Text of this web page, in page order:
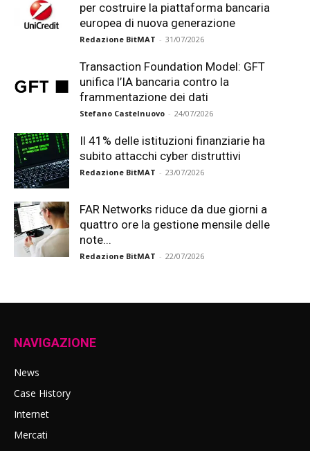
per costruire la piattaforma bancaria
europea di nuova generazione
Redazione BitMAT - 31/07/2026
Transaction Foundation Model: GFT
unifica l’IA bancaria contro la
frammentazione dei dati
Stefano Castelnuovo - 24/07/2026
Il 41% delle istituzioni finanziarie ha
subito attacchi cyber distruttivi
Redazione BitMAT - 23/07/2026
FAR Networks riduce da due giorni a
quattro ore la gestione mensile delle
note...
Redazione BitMAT - 22/07/2026
NAVIGAZIONE
News
Case History
Internet
Mercati